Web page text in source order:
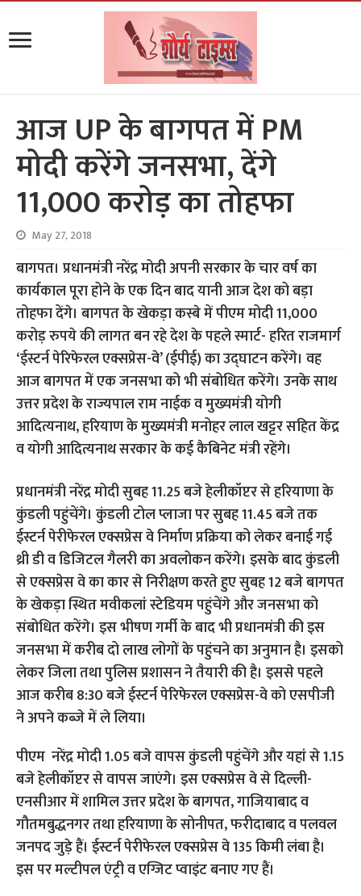
आज UP के बागपत में PM
मोदी करेंगे जनसभा, देंगे
11,000 करोड़ का तोहफा
May 27, 2018
बागपत। प्रधानमंत्री नरेंद्र मोदी अपनी सरकार के चार वर्ष का
कार्यकाल पूरा होने के एक दिन बाद यानी आज देश को बड़ा
तोहफा देंगे। बागपत के खेकड़ा कस्बे में पीएम मोदी 11,000
करोड़ रुपये की लागत बन रहे देश के पहले स्मार्ट- हरित राजमार्ग
‘ईस्टर्न पेरिफेरल एक्सप्रेस-वे’ (ईपीई) का उद्घाटन करेंगे। वह
आज बागपत में एक जनसभा को भी संबोधित करेंगे। उनके साथ
उत्तर प्रदेश के राज्यपाल राम नाईक व मुख्यमंत्री योगी
आदित्यनाथ, हरियाण के मुख्यमंत्री मनोहर लाल खट्टर सहित केंद्र
व योगी आदित्यनाथ सरकार के कई कैबिनेट मंत्री रहेंगे।
प्रधानमंत्री नरेंद्र मोदी सुबह 11.25 बजे हेलीकॉप्टर से हरियाणा के
कुंडली पहुंचेंगे। कुंडली टोल प्लाजा पर सुबह 11.45 बजे तक
ईस्टर्न पेरीफेरल एक्सप्रेस वे निर्माण प्रक्रिया को लेकर बनाई गई
थ्री डी व डिजिटल गैलरी का अवलोकन करेंगे। इसके बाद कुंडली
से एक्सप्रेस वे का कार से निरीक्षण करते हुए सुबह 12 बजे बागपत
के खेकड़ा स्थित मवीकलां स्टेडियम पहुंचेंगे और जनसभा को
संबोधित करेंगे। इस भीषण गर्मी के बाद भी प्रधानमंत्री की इस
जनसभा में करीब दो लाख लोगों के पहुंचने का अनुमान है। इसको
लेकर जिला तथा पुलिस प्रशासन ने तैयारी की है। इससे पहले
आज करीब 8:30 बजे ईस्टर्न पेरिफेरल एक्सप्रेस-वे को एसपीजी
ने अपने कब्जे में ले लिया।
पीएम नरेंद्र मोदी 1.05 बजे वापस कुंडली पहुंचेंगे और यहां से 1.15
बजे हेलीकॉप्टर से वापस जाएंगे। इस एक्सप्रेस वे से दिल्ली-
एनसीआर में शामिल उत्तर प्रदेश के बागपत, गाजियाबाद व
गौतमबुद्धनगर तथा हरियाणा के सोनीपत, फरीदाबाद व पलवल
जनपद जुड़े हैं। ईस्टर्न पेरीफेरल एक्सप्रेस वे 135 किमी लंबा है।
इस पर मल्टीपल एंट्री व एग्जिट प्वाइंट बनाए गए हैं।